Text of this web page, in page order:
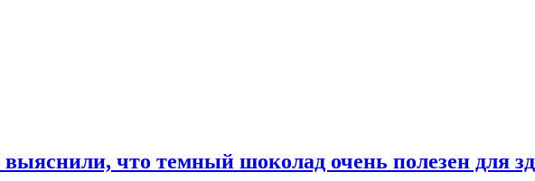
что темный шоколад очень полезен для